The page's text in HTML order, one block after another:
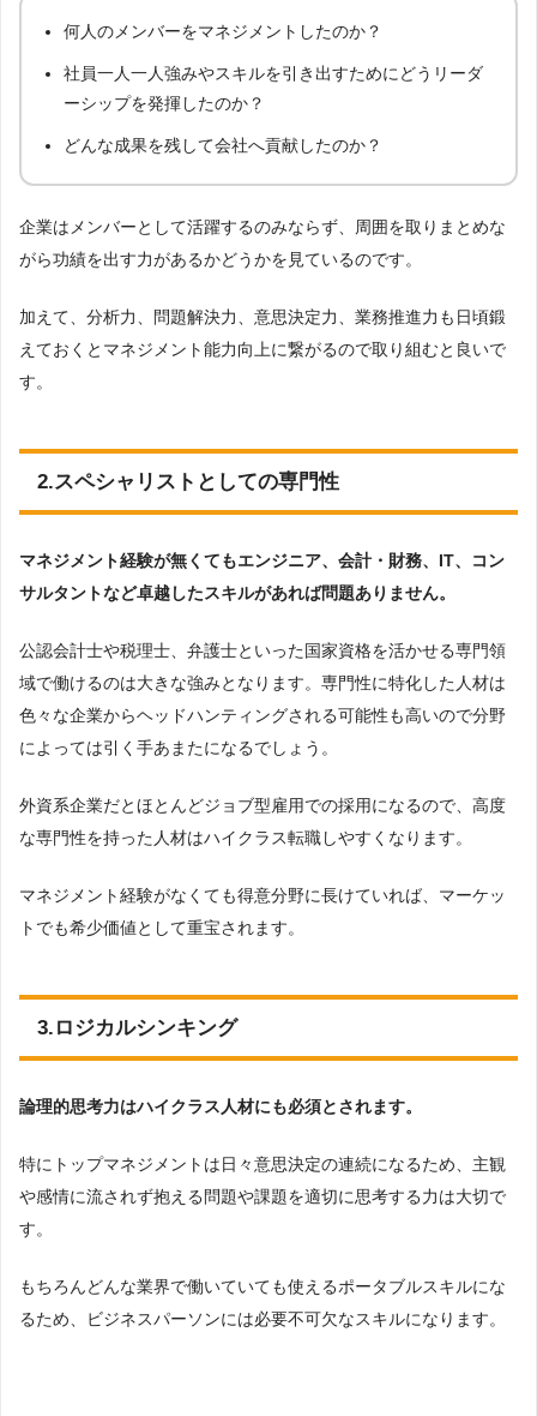
何人のメンバーをマネジメントしたのか？
社員一人一人強みやスキルを引き出すためにどうリーダ
ーシップを発揮したのか？
どんな成果を残して会社へ貢献したのか？
企業はメンバーとして活躍するのみならず、周囲を取りまとめな
がら功績を出す力があるかどうかを見ているのです。
加えて、分析力、問題解決力、意思決定力、業務推進力も日頃鍛
えておくとマネジメント能力向上に繋がるので取り組むと良いで
す。
2.スペシャリストとしての専門性
マネジメント経験が無くてもエンジニア、会計・財務、IT、コン
サルタントなど卓越したスキルがあれば問題ありません。
公認会計士や税理士、弁護士といった国家資格を活かせる専門領
域で働けるのは大きな強みとなります。専門性に特化した人材は
色々な企業からヘッドハンティングされる可能性も高いので分野
によっては引く手あまたになるでしょう。
外資系企業だとほとんどジョブ型雇用での採用になるので、高度
な専門性を持った人材はハイクラス転職しやすくなります。
マネジメント経験がなくても得意分野に長けていれば、マーケッ
トでも希少価値として重宝されます。
3.ロジカルシンキング
論理的思考力はハイクラス人材にも必須とされます。
特にトップマネジメントは日々意思決定の連続になるため、主観
や感情に流されず抱える問題や課題を適切に思考する力は大切で
す。
もちろんどんな業界で働いていても使えるポータブルスキルにな
るため、ビジネスパーソンには必要不可欠なスキルになります。